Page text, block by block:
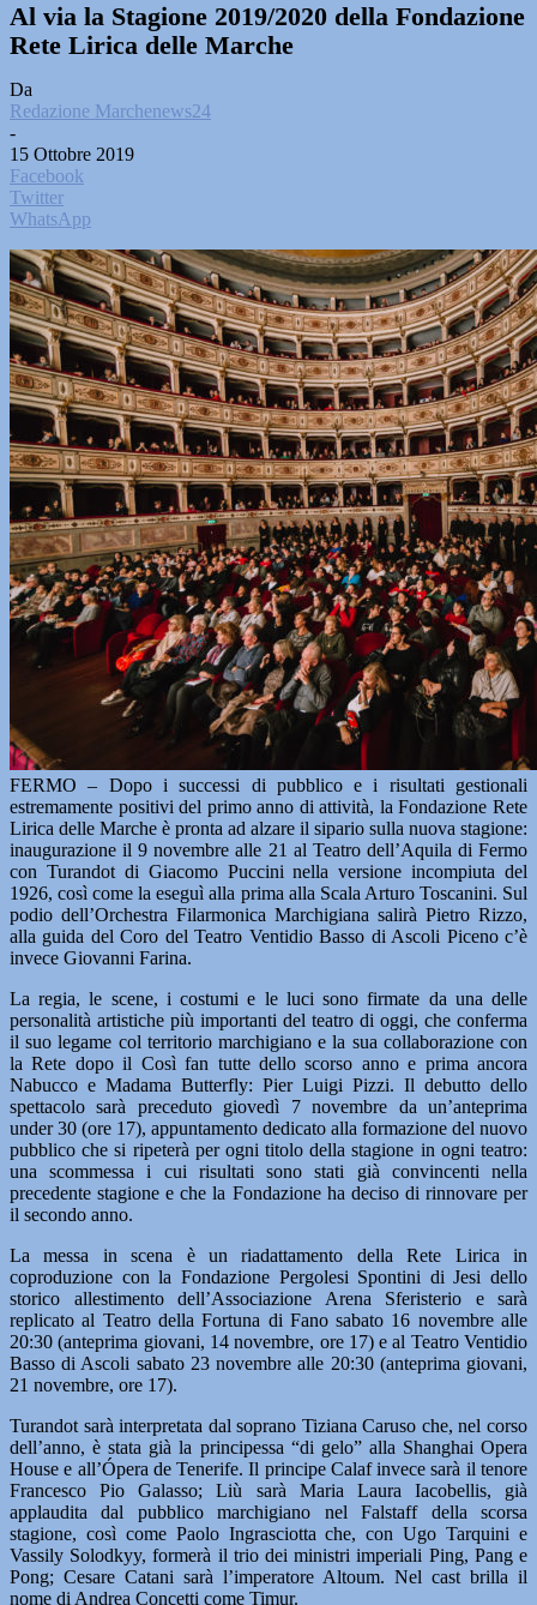
Al via la Stagione 2019/2020 della Fondazione
Rete Lirica delle Marche
Da
Redazione Marchenews24
-
15 Ottobre 2019
Facebook
Twitter
WhatsApp
FERMO – Dopo i successi di pubblico e i risultati gestionali
estremamente positivi del primo anno di attività, la Fondazione Rete
Lirica delle Marche è pronta ad alzare il sipario sulla nuova stagione:
inaugurazione il 9 novembre alle 21 al Teatro dell’Aquila di Fermo
con Turandot di Giacomo Puccini nella versione incompiuta del
1926, così come la eseguì alla prima alla Scala Arturo Toscanini. Sul
podio dell’Orchestra Filarmonica Marchigiana salirà Pietro Rizzo,
alla guida del Coro del Teatro Ventidio Basso di Ascoli Piceno c’è
invece Giovanni Farina.
La regia, le scene, i costumi e le luci sono firmate da una delle
personalità artistiche più importanti del teatro di oggi, che conferma
il suo legame col territorio marchigiano e la sua collaborazione con
la Rete dopo il Così fan tutte dello scorso anno e prima ancora
Nabucco e Madama Butterfly: Pier Luigi Pizzi. Il debutto dello
spettacolo sarà preceduto giovedì 7 novembre da un’anteprima
under 30 (ore 17), appuntamento dedicato alla formazione del nuovo
pubblico che si ripeterà per ogni titolo della stagione in ogni teatro:
una scommessa i cui risultati sono stati già convincenti nella
precedente stagione e che la Fondazione ha deciso di rinnovare per
il secondo anno.
La messa in scena è un riadattamento della Rete Lirica in
coproduzione con la Fondazione Pergolesi Spontini di Jesi dello
storico allestimento dell’Associazione Arena Sferisterio e sarà
replicato al Teatro della Fortuna di Fano sabato 16 novembre alle
20:30 (anteprima giovani, 14 novembre, ore 17) e al Teatro Ventidio
Basso di Ascoli sabato 23 novembre alle 20:30 (anteprima giovani,
21 novembre, ore 17).
Turandot sarà interpretata dal soprano Tiziana Caruso che, nel corso
dell’anno, è stata già la principessa “di gelo” alla Shanghai Opera
House e all’Ópera de Tenerife. Il principe Calaf invece sarà il tenore
Francesco Pio Galasso; Liù sarà Maria Laura Iacobellis, già
applaudita dal pubblico marchigiano nel Falstaff della scorsa
stagione, così come Paolo Ingrasciotta che, con Ugo Tarquini e
Vassily Solodkyy, formerà il trio dei ministri imperiali Ping, Pang e
Pong; Cesare Catani sarà l’imperatore Altoum. Nel cast brilla il
nome di Andrea Concetti come Timur.